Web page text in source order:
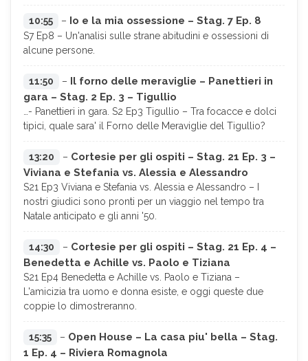
10:55 – Io e la mia ossessione – Stag. 7 Ep. 8
S7 Ep8 – Un'analisi sulle strane abitudini e ossessioni di
alcune persone.
11:50 – Il forno delle meraviglie – Panettieri in
gara – Stag. 2 Ep. 3 – Tigullio
…- Panettieri in gara. S2 Ep3 Tigullio – Tra focacce e dolci
tipici, quale sara' il Forno delle Meraviglie del Tigullio?
13:20 – Cortesie per gli ospiti – Stag. 21 Ep. 3 –
Viviana e Stefania vs. Alessia e Alessandro
S21 Ep3 Viviana e Stefania vs. Alessia e Alessandro – I
nostri giudici sono pronti per un viaggio nel tempo tra
Natale anticipato e gli anni '50.
14:30 – Cortesie per gli ospiti – Stag. 21 Ep. 4 –
Benedetta e Achille vs. Paolo e Tiziana
S21 Ep4 Benedetta e Achille vs. Paolo e Tiziana –
L'amicizia tra uomo e donna esiste, e oggi queste due
coppie lo dimostreranno.
15:35 – Open House – La casa piu' bella – Stag.
1 Ep. 4 – Riviera Romagnola